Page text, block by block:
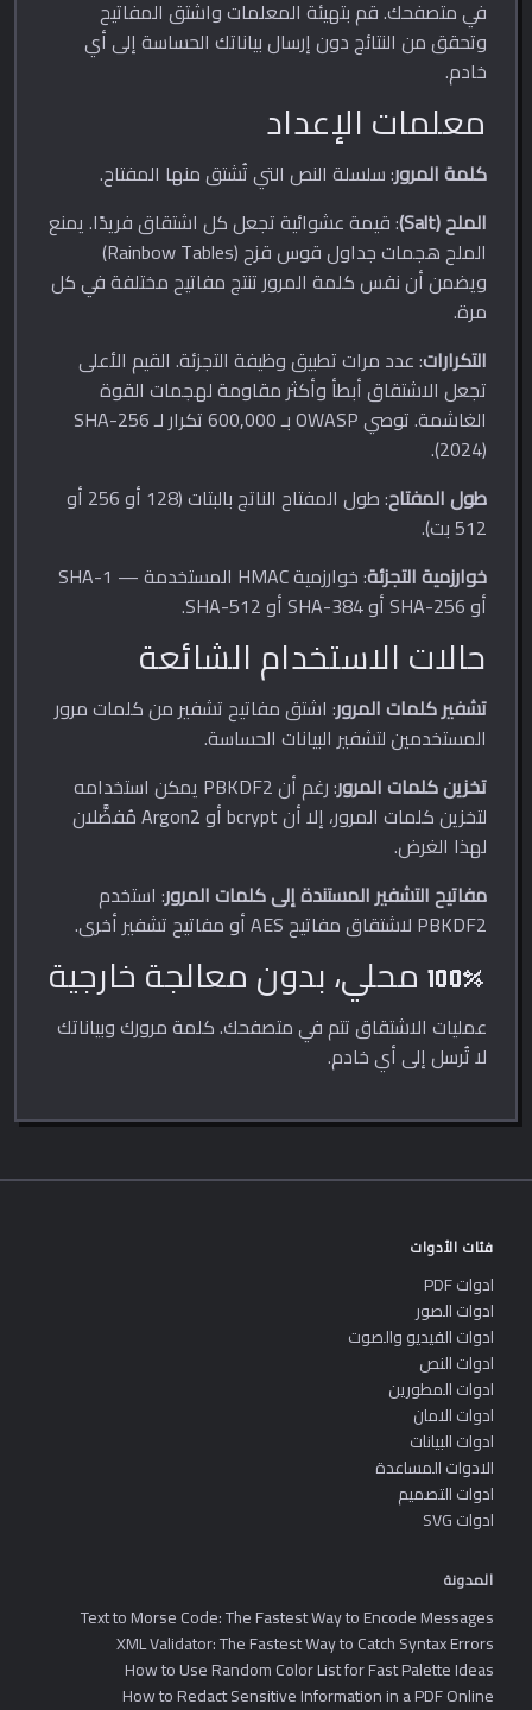
في متصفحك. قم بتهيئة المعلمات واشتق المفاتيح
وتحقق من النتائج دون إرسال بياناتك الحساسة إلى أي
خادم.
معلمات الإعداد
كلمة المرور: سلسلة النص التي تُشتق منها المفتاح.
الملح (Salt)
: قيمة عشوائية تجعل كل اشتقاق فريدًا. يمنع
الملح هجمات جداول قوس قزح (Rainbow Tables)
ويضمن أن نفس كلمة المرور تنتج مفاتيح مختلفة في كل
مرة.
التكرارات: عدد مرات تطبيق وظيفة التجزئة. القيم الأعلى
تجعل الاشتقاق أبطأ وأكثر مقاومة لهجمات القوة
الغاشمة. توصي OWASP بـ 600,000 تكرار لـ SHA-256
(2024).
طول المفتاح
: طول المفتاح الناتج بالبتات (128 أو 256 أو
512 بت).
خوارزمية التجزئة
: خوارزمية HMAC المستخدمة — SHA-1
أو SHA-256 أو SHA-384 أو SHA-512.
حالات الاستخدام الشائعة
تشفير كلمات المرور: اشتق مفاتيح تشفير من كلمات مرور
المستخدمين لتشفير البيانات الحساسة.
تخزين كلمات المرور
: رغم أن PBKDF2 يمكن استخدامه
لتخزين كلمات المرور، إلا أن bcrypt أو Argon2 مُفضَّلان
لهذا الغرض.
مفاتيح التشفير المستندة إلى كلمات المرور: استخدم
PBKDF2 لاشتقاق مفاتيح AES أو مفاتيح تشفير أخرى.
100% محلي، بدون معالجة خارجية
عمليات الاشتقاق تتم في متصفحك. كلمة مرورك وبياناتك
لا تُرسل إلى أي خادم.
فئات الأدوات
ادوات PDF
ادوات الصور
ادوات الفيديو والصوت
ادوات النص
ادوات المطورين
ادوات الامان
ادوات البيانات
الادوات المساعدة
ادوات التصميم
ادوات SVG
المدونة
Text to Morse Code: The Fastest Way to Encode Messages
XML Validator: The Fastest Way to Catch Syntax Errors
How to Use Random Color List for Fast Palette Ideas
How to Redact Sensitive Information in a PDF Online